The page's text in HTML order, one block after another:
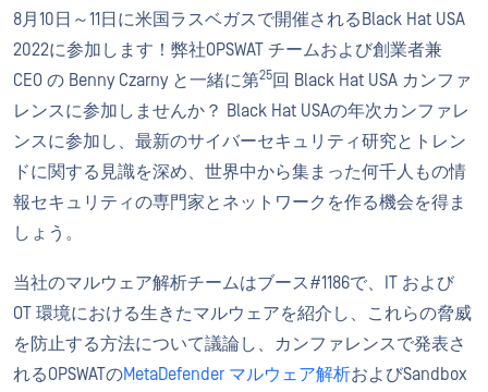
8月10日～11日に米国ラスベガスで開催されるBlack Hat USA
2022に参加します！弊社OPSWAT チームおよび創業者兼
CEO の Benny Czarny と一緒に第25回 Black Hat USA カンファ
レンスに参加しませんか？ Black Hat USAの年次カンファレ
ンスに参加し、最新のサイバーセキュリティ研究とトレン
ドに関する見識を深め、世界中から集まった何千人もの情
報セキュリティの専門家とネットワークを作る機会を得ま
しょう。
当社のマルウェア解析チームはブース#1186で、IT および
OT 環境における生きたマルウェアを紹介し、これらの脅威
を防止する方法について議論し、カンファレンスで発表さ
れるOPSWATのMetaDefender マルウェア解析およびSandbox